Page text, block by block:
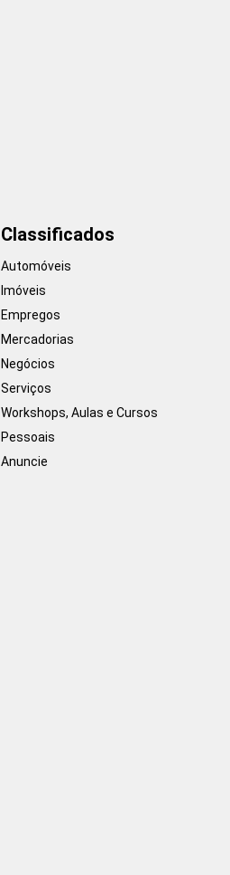
Classificados
Automóveis
Imóveis
Empregos
Mercadorias
Negócios
Serviços
Workshops, Aulas e Cursos
Pessoais
Anuncie